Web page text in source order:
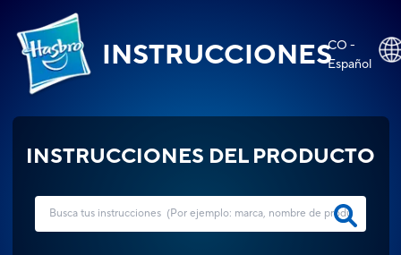
INSTRUCCIONESCO -
Español
INSTRUCCIONES DEL PRODUCTO